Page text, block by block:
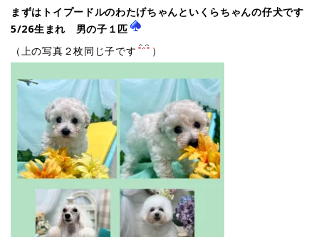
まずはトイプードルのわたげちゃんといくらちゃんの仔犬です
5/26生まれ 男の子１匹
（上の写真２枚同じ子です
）